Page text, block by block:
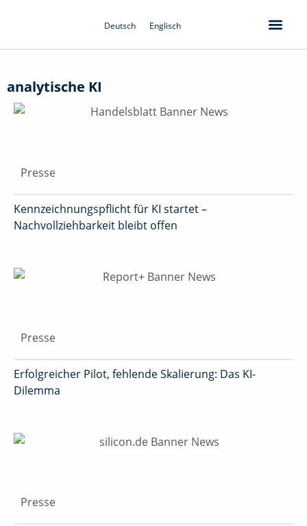
Deutsch Englisch
analytische KI
Presse
Kennzeichnungspflicht für KI startet –
Nachvollziehbarkeit bleibt offen
Presse
Erfolgreicher Pilot, fehlende Skalierung: Das KI-
Dilemma
Presse